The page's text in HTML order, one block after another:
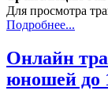
Для просмотра
Подробнее...
Онлайн
юношей до